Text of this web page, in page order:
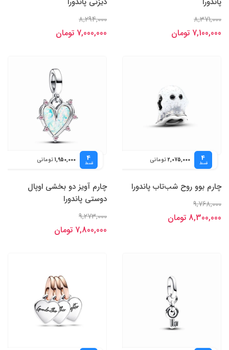
8,371,000
7,100,000 تومان
8,294,000
7,000,000 تومان
4
قسط 2,075,000 تومانی
چارم بوو روح شب‌تاب پاندورا
9,768,000
8,300,000 تومان
4
قسط 1,950,000 تومانی
چارم آویز دو بخشی اوپال
دوستی پاندورا
9,273,000
7,800,000 تومان